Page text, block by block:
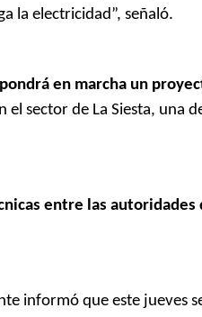
la electricidad”, señaló.
en marcha un
el sector de La Siesta, una
entre las autoridades
informó que este jueves